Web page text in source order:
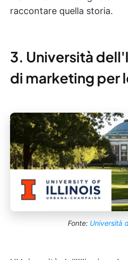
raccontare quella storia.
3. Università
di marketing per
Fonte: Università